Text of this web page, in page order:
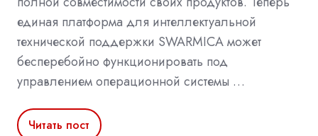
единая платформа для интеллектуальной
технической поддержки SWARMICA может
бесперебойно функционировать под
управлением операционной системы …
Читать пост